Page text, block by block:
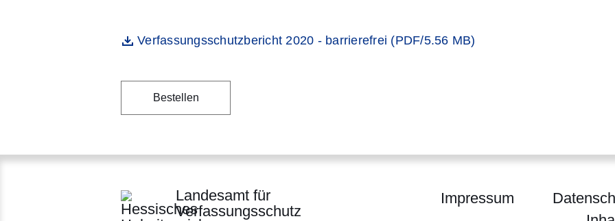
DateiVerfassungsschutzbericht 2020 - barrierefrei (PDF/5.56 MB)
Öffnet sich in einem neuen Fenster
Bestellen
Landesamt für
Verfassungsschutz
Impressum